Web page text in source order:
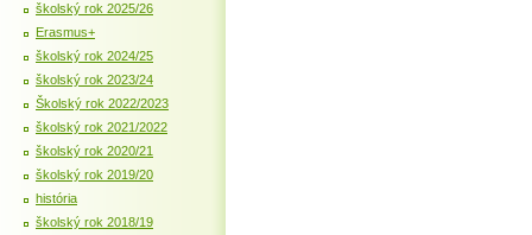
školský rok 2025/26
Erasmus+
školský rok 2024/25
školský rok 2023/24
Školský rok 2022/2023
školský rok 2021/2022
školský rok 2020/21
školský rok 2019/20
história
školský rok 2018/19